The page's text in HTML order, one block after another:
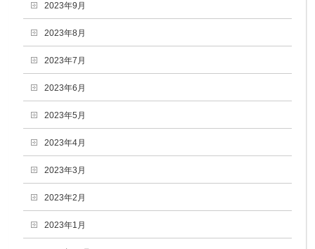
2023年9月
2023年8月
2023年7月
2023年6月
2023年5月
2023年4月
2023年3月
2023年2月
2023年1月